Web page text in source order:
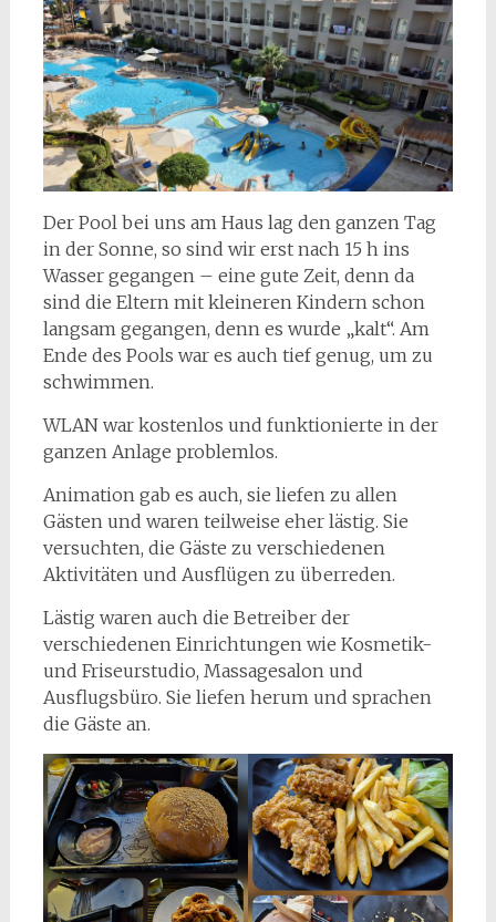
Der Pool bei uns am Haus lag den ganzen Tag
in der Sonne, so sind wir erst nach 15 h ins
Wasser gegangen – eine gute Zeit, denn da
sind die Eltern mit kleineren Kindern schon
langsam gegangen, denn es wurde „kalt“. Am
Ende des Pools war es auch tief genug, um zu
schwimmen.
WLAN war kostenlos und funktionierte in der
ganzen Anlage problemlos.
Animation gab es auch, sie liefen zu allen
Gästen und waren teilweise eher lästig. Sie
versuchten, die Gäste zu verschiedenen
Aktivitäten und Ausflügen zu überreden.
Lästig waren auch die Betreiber der
verschiedenen Einrichtungen wie Kosmetik-
und Friseurstudio, Massagesalon und
Ausflugsbüro. Sie liefen herum und sprachen
die Gäste an.